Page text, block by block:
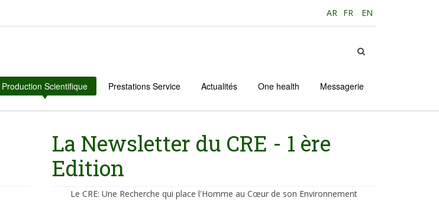
AR FR EN
Production Scientifique Prestations Service Actualités One health Messagerie
La Newsletter du CRE - 1 ère
Edition
Le CRE: Une Recherche qui place l'Homme au Cœur de son Environnement